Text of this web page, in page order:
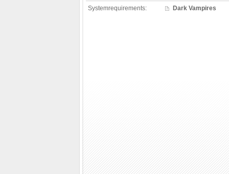
Systemrequirements:
Dark Vampires